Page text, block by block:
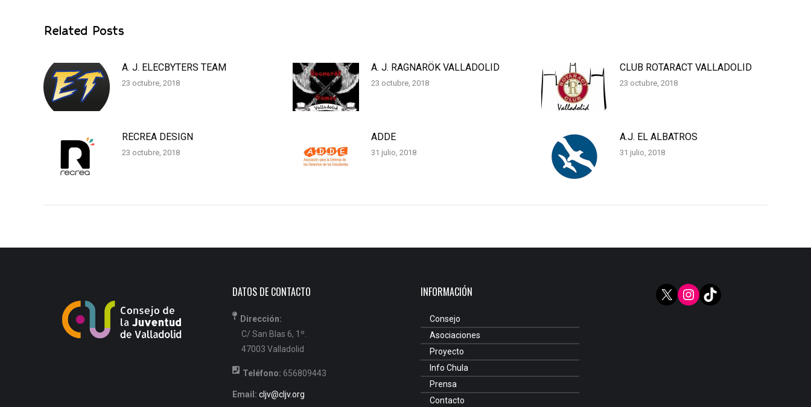
Related Posts
A. J. ELECBYTERS TEAM
23 octubre, 2018
A. J. RAGNARÖK VALLADOLID
23 octubre, 2018
CLUB ROTARACT VALLADOLID
23 octubre, 2018
RECREA DESIGN
23 octubre, 2018
ADDE
31 julio, 2018
A.J. EL ALBATROS
31 julio, 2018
DATOS DE CONTACTO
Dirección:
C/ San Blas 6, 1º.
47003 Valladolid
Teléfono: 656809443
Email: cljv@cljv.org
INFORMACIÓN
Consejo
Asociaciones
Proyecto
Info Chula
Prensa
Contacto
X Instagram
TikTok